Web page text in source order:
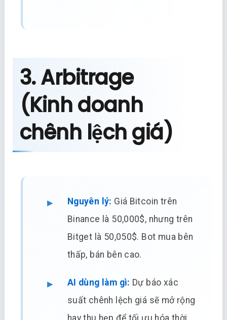
3. Arbitrage
(Kinh doanh
chênh lệch giá)
Nguyên lý: Giá Bitcoin trên
Binance là 50,000$, nhưng trên
Bitget là 50,050$. Bot mua bên
thấp, bán bên cao.
AI dùng làm gì: Dự báo xác
suất chênh lệch giá sẽ mở rộng